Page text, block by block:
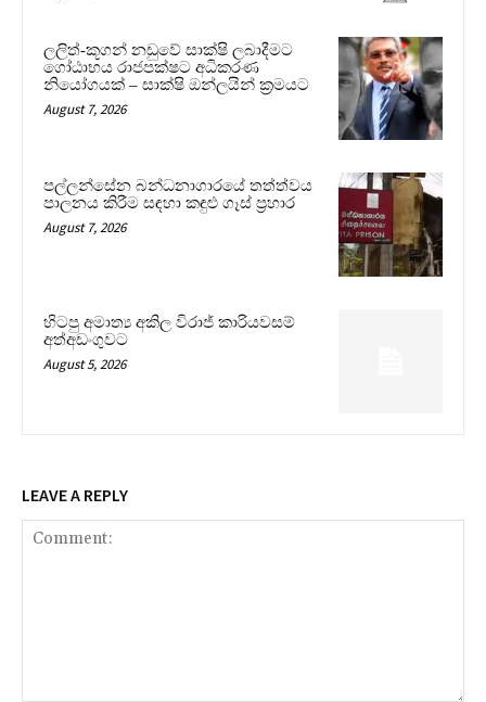
ලලිත්-කූගන් නඩුවේ සාක්ෂි ලබාදීමට
ගෝඨාභය රාජපක්ෂට අධිකරණ
නියෝගයක් – සාක්ෂි ඔන්ලයින් ක්‍රමයට
August 7, 2026
පල්ලන්සේන බන්ධනාගාරයේ තත්ත්වය
පාලනය කිරීම සඳහා කඳුළු ගෑස් ප්‍රහාර
August 7, 2026
හිටපු අමාත්‍ය අකිල විරාජ් කාරියවසම්
අත්අඩංගුවට
August 5, 2026
LEAVE A REPLY